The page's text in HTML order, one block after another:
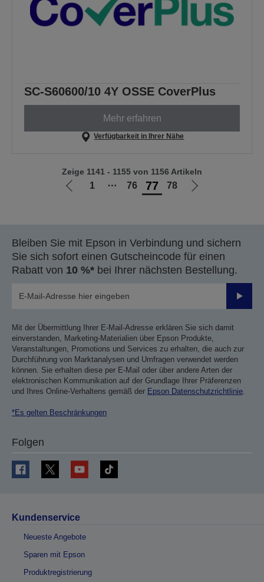
SC-S60600/10 4Y OSSE CoverPlus
Mehr erfahren
Verfügbarkeit in Ihrer Nähe
Zur
1 ⋯ 76 77 78
Zur
Zeige 1141 - 1155 von 1156 Artikeln
Bleiben Sie mit Epson in Verbindung und sichern
Sie sich sofort einen Gutscheincode für einen
Rabatt von 10 %* bei Ihrer nächsten Bestellung.
Mit der Übermittlung Ihrer E-Mail-Adresse erklären Sie sich damit
einverstanden, Marketing-Materialien über Epson Produkte,
Veranstaltungen, Promotions und Services zu erhalten, die auch zur
Durchführung von Marktanalysen und Umfragen verwendet werden
können. Sie erhalten diese per E-Mail oder über andere Arten der
elektronischen Kommunikation auf der Grundlage Ihrer Präferenzen
und Ihres Online-Verhaltens gemäß der Epson Datenschutzrichtlinie.
*Es gelten Beschränkungen
Folgen
Kundenservice
Neueste Angebote
Sparen mit Epson
Produktregistrierung